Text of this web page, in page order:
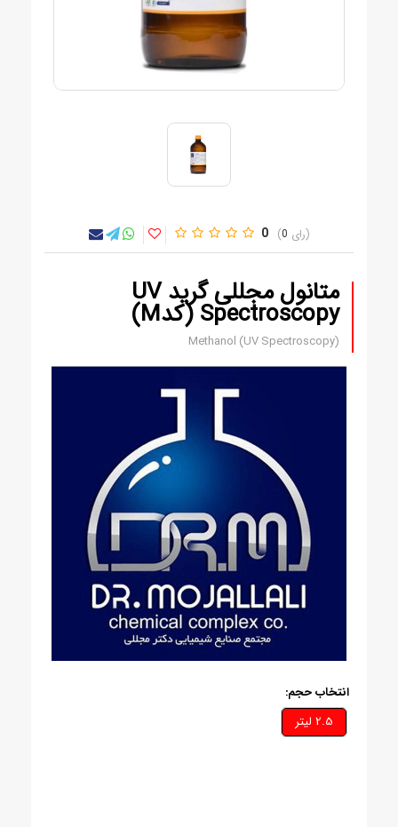
0 0
متانول مجللی گرید UV
Spectroscopy (کدM)
Methanol (UV Spectroscopy)
انتخاب حجم: